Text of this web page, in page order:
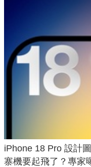
iPhone 18 Pro 設計
寨機要起飛了？專家